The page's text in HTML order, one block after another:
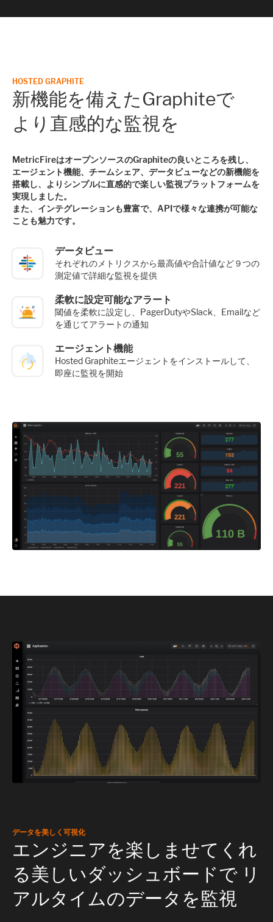
HOSTED GRAPHITE
新機能を備えたGraphiteで
より直感的な監視を
MetricFireはオープンソースのGraphiteの良いところを残し、
エージェント機能、チームシェア、データビューなどの新機能を
搭載し、よりシンプルに直感的で楽しい監視プラットフォームを
実現しました。
また、インテグレーションも豊富で、APIで様々な連携が可能な
ことも魅力です。
データビュー
それぞれのメトリクスから最高値や合計値など９つの
測定値で詳細な監視を提供
柔軟に設定可能なアラート
閾値を柔軟に設定し、PagerDutyやSlack、Emailなど
を通じてアラートの通知
エージェント機能
Hosted Graphiteエージェントをインストールして、
即座に監視を開始
データを美しく可視化
エンジニアを楽しませてくれ
る美しいダッシュボードで リ
アルタイムのデータを監視